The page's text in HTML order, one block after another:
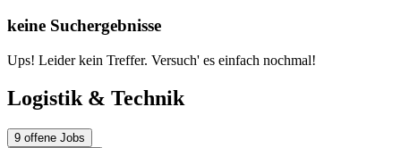
keine Suchergebnisse
Ups! Leider kein Treffer. Versuch' es einfach nochmal!
Logistik & Technik
9 offene Jobs